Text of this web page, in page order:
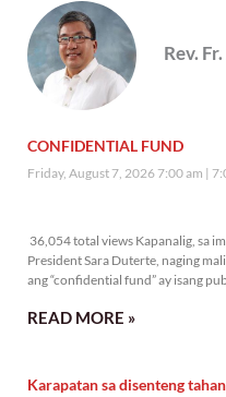
Rev.
CONFIDENTIAL FUND
Friday, August 7, 2026 7:00 am
36,054 total views Kapanalig, sa
President Sara Duterte, naging
ang “confidential fund” ay isang
READ MORE »
Karapatan sa disenteng